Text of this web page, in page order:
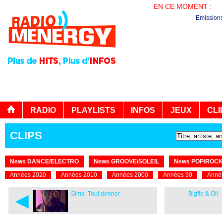
EN CE MOMENT :
RADIO PLAYLISTS INFOS JEUX
CLIPS
News DANCE/ELECTRO News GROOVE/SOLEIL
News POP/
Années 2020
Années 2010 Années 2000 Années 90
◄ Gims- Tout donner Bigflo & Oli